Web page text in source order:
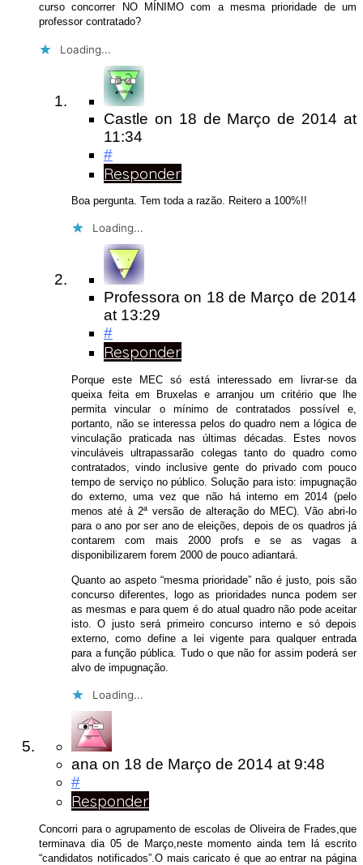
curso concorrer NO MÍNIMO com a mesma prioridade de um
professor contratado?
Loading...
Castle on 18 de Março de 2014at
11:34
#
Responder
Boa pergunta. Tem toda a razão. Reitero a 100%!!
Loading...
Professora on 18 de Março de 2014
at 13:29
#
Responder
Porque este MEC só está interessado em livrar-se da
queixa feita em Bruxelas e arranjou um critério que lhe
permita vincular o mínimo de contratados possível e,
portanto, não se interessa pelos do quadro nem a lógica de
vinculação praticada nas últimas décadas. Estes novos
vinculáveis ultrapassarão colegas tanto do quadro como
contratados, vindo inclusive gente do privado com pouco
tempo de serviço no público. Solução para isto: impugnação
do externo, uma vez que não há interno em 2014 (pelo
menos até à 2ª versão de alteração do MEC). Vão abri-lo
para o ano por ser ano de eleições, depois de os quadros já
contarem com mais 2000 profs e se as vagas a
disponibilizarem forem 2000 de pouco adiantará.
Quanto ao aspeto “mesma prioridade” não é justo, pois são
concurso diferentes, logo as prioridades nunca podem ser
as mesmas e para quem é do atual quadro não pode aceitar
isto. O justo será primeiro concurso interno e só depois
externo, como define a lei vigente para qualquer entrada
para a função pública. Tudo o que não for assim poderá ser
alvo de impugnação.
Loading...
ana on 18 de Março de 2014 at 9:48
#
Responder
Concorri para o agrupamento de escolas de Oliveira de Frades,que
terminava dia 05 de Março,neste momento ainda tem lá escrito
“candidatos notificados”.O mais caricato é que ao entrar na página